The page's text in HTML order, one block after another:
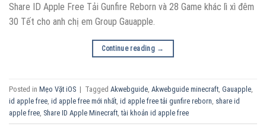
Share ID Apple Free Tải Gunfire Reborn và 28 Game khác lì xì đêm
30 Tết cho anh chị em Group Gauapple.
Continue reading →
Posted in Mẹo Vặt iOS | Tagged Akwebguide Akwebguide minecraft Gauapple
id apple free id apple free mới nhất id apple free tải gunfire reborn share id
apple free Share ID Apple Minecraft ,tài khoản id apple free